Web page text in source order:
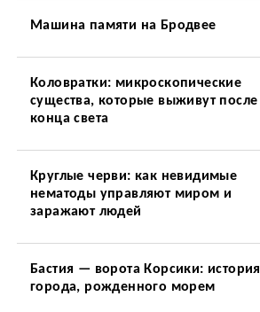
Машина памяти на Бродвее
Коловратки: микроскопические
существа, которые выживут после
конца света
Круглые черви: как невидимые
нематоды управляют миром и
заражают людей
Бастия — ворота Корсики: история
города, рожденного морем